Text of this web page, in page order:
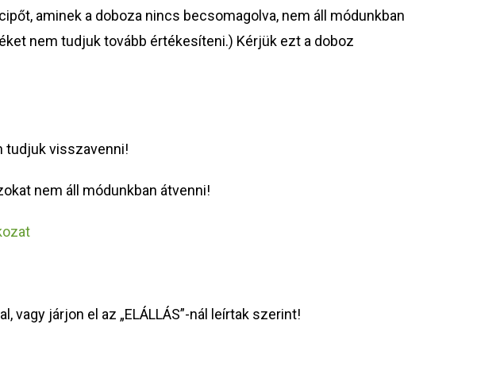
aminek a doboza nincs becsomagolva, nem áll módunkban
nem tudjuk tovább értékesíteni.) Kérjük ezt a doboz
visszavenni!
nem áll módunkban átvenni!
járjon el az „ELÁLLÁS”-nál leírtak szerint!